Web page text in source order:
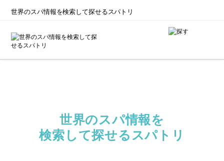
世界のスパ情報を検索して探せるスパトリ
世界のスパ情報を
検索して探せるスパトリ